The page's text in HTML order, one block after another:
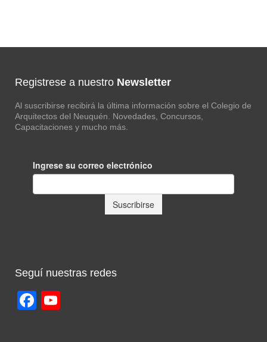
Registrese a nuestro Newsletter
Al suscribirse recibirá la última información sobre el Colegio de
Arquitectos del Neuquén. Novedades, Concursos,
Capacitaciones y mucho más.
Seguí nuestras redes
Facebook